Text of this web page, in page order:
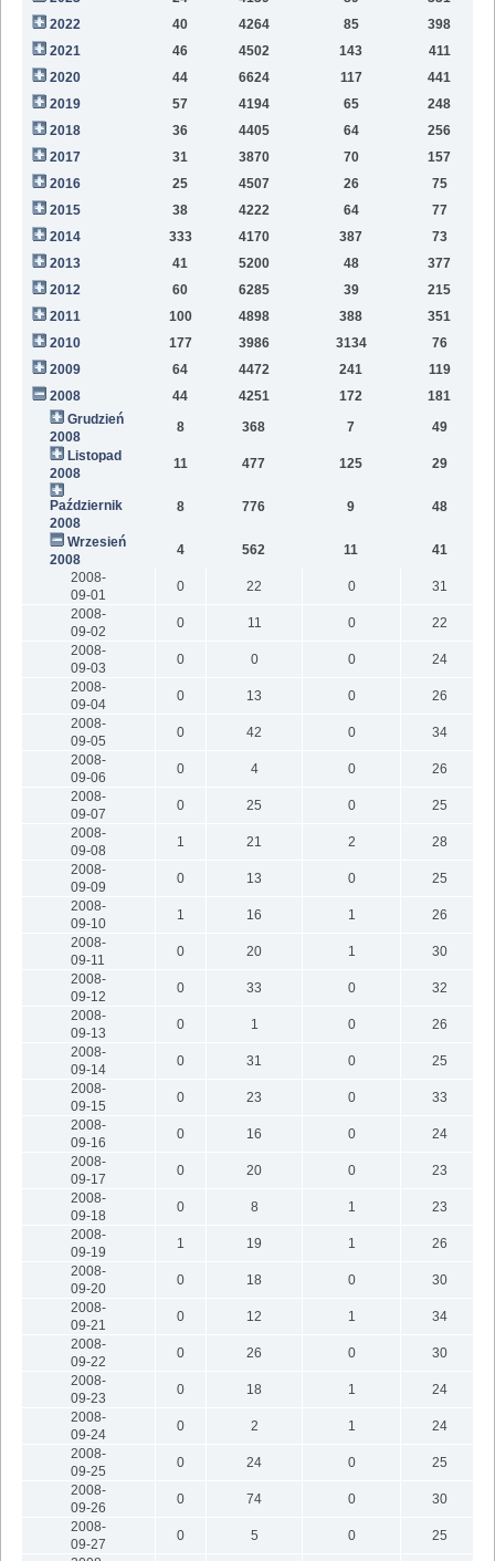
2022
40 4264 85 398
2021
46 4502 143 411
2020
44 6624 117 441
2019
57 4194 65 248
2018
36 4405 64 256
2017
31 3870 70
157
2016
25 4507 26
75
2015
38 4222 64
77
2014
333 4170 387
73
2013
41 5200 48
377
2012
60 6285 39
215
2011
100 4898 388
351
2010
177 3986 3134
76
2009
64 4472 241
119
2008
44 4251 172
181
Grudzień
2008
8 368 7
49
Listopad
2008
11 477 125 29
Październik
2008
8 776 9 48
Wrzesień
2008
4 562 11
41
2008-
09-01
0 22 0
31
2008-
09-02
0 11 0
22
2008-
09-03
0 0 0
24
2008-
09-04
0 13 0
26
2008-
09-05
0 42 0
34
2008-
09-06
0 4 0
26
2008-
09-07
0 25 0
25
2008-
09-08
1 21 2
28
2008-
09-09
0 13 0
25
2008-
09-10
1 16 1
26
2008-
09-11
0 20 1
30
2008-
09-12
0 33 0
32
2008-
09-13
0 1 0
26
2008-
09-14
0 31 0
25
2008-
09-15
0 23 0
33
2008-
09-16
0 16 0
24
2008-
09-17
0 20 0
23
2008-
09-18
0 8 1
23
2008-
09-19
1 19 1
26
2008-
09-20
0 18 0
30
2008-
09-21
0 12 1
34
2008-
09-22
0 26 0
30
2008-
09-23
0 18 1
24
2008-
09-24
0 2 1
24
2008-
09-25
0 24 0
25
2008-
09-26
0 74 0
30
2008-
09-27
0 5 0
25